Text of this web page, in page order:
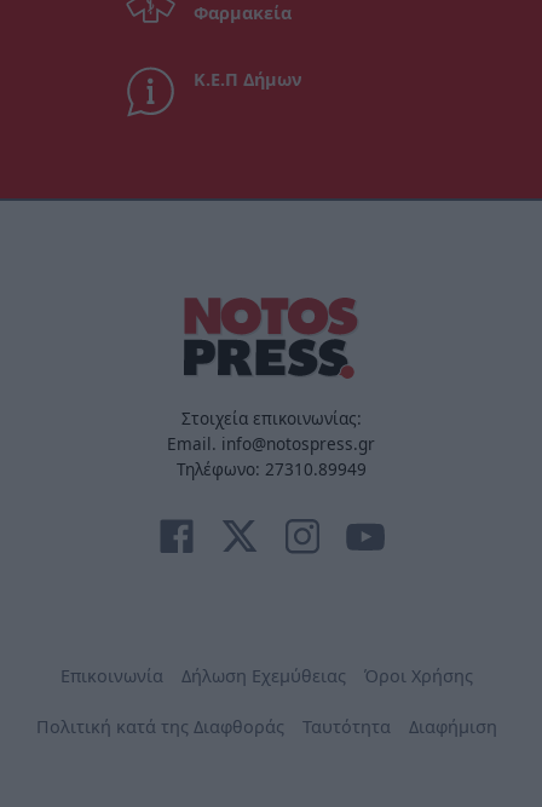
Φαρμακεία
Κ.Ε.Π Δήμων
Στοιχεία επικοινωνίας:
Email. info@notospress.gr
Τηλέφωνο: 27310.89949
Επικοινωνία Δήλωση Εχεμύθειας Όροι Χρήσης
Πολιτική κατά της Διαφθοράς Ταυτότητα Διαφήμιση